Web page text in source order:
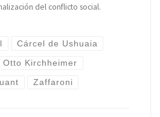
del conflicto social.
Cárcel de Ushuaia
Otto Kirchheimer
Zaffaroni